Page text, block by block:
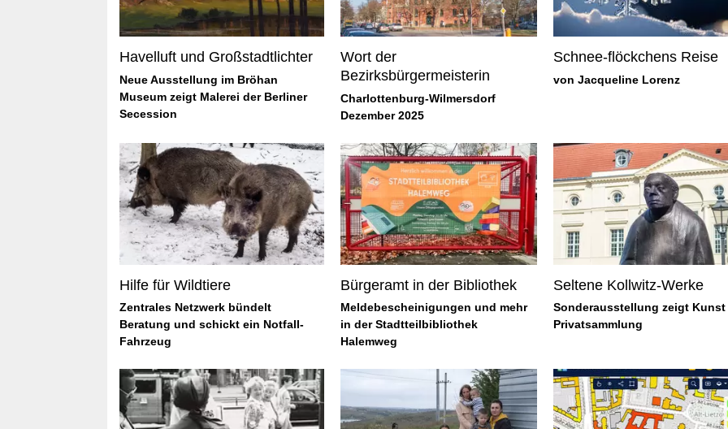
Havelluft und Großstadtlichter
Neue Ausstellung im Bröhan
Museum zeigt Malerei der Berliner
Secession
Wort der
Bezirksbürgermeisterin
Charlottenburg-Wilmersdorf
Dezember 2025
Schnee-flöckchens Reise
von Jacqueline Lorenz
Hilfe für Wildtiere
Zentrales Netzwerk bündelt
Beratung und schickt ein Notfall-
Fahrzeug
Bürgeramt in der Bibliothek
Meldebescheinigungen und mehr
in der Stadtteilbibliothek
Halemweg
Seltene Kollwitz-Werke
Sonderausstellung zeigt Kunst
Privatsammlung